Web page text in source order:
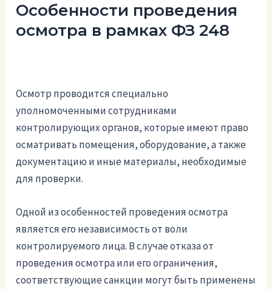
Особенности проведения
осмотра в рамках ФЗ 248
Осмотр проводится специально
уполномоченными сотрудниками
контролирующих органов, которые имеют право
осматривать помещения, оборудование, а также
документацию и иные материалы, необходимые
для проверки.
Одной из особенностей проведения осмотра
является его независимость от воли
контролируемого лица. В случае отказа от
проведения осмотра или его ограничения,
соответствующие санкции могут быть применены